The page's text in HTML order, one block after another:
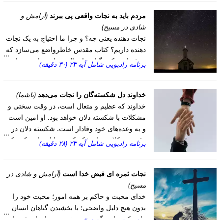
نشان می‌‌دهد که ارزش هر انسان در نظر خدا
بسیار زیاد است و محبت او فراتر از تصور ماست
مردم باید به نجات واقعی پی ببرند (آرامش و
شادی در مسیح)
نجات دهنده یعنی چه؟ و چرا ما احتیاج به یک نجات
دهنده داریم؟ کتاب مقدس خاطرواضع می‌سازد که
همۀ ما مرتکب گناه و اعمال شرارت بار شده ایم.
به خاطر ارتکاب گناه، همۀ ما لایق غضب و خشم و
گناهی که بر علیه خدای قدوس مرتکب شده ایم،
تنبیه ابدی می‌باشد. به همین دلیل است که همه ما
احتیاج به یک نجات دهنده داریم. عیسی کیست؟
بسیاری از مردم بر این باورند که عیسی مسیح یک
شخص نیکوکار، یک معلم برجسته، و یک
پیامبراست. بطور یقین این اعتقادات در رابطه با
شخصیت واقعی او را بازگو کنند. کتاب مقدس
می‌فرماید که عیسی تجسّم خداست؛ یعنی خدا
جسم انسانی به خود گرفت و انسان شد. تنها او
نجات دهنده بشریت است.
برنامه رادیویی شامل آیه ۲۳ (۳۰ دقیقه)
خداوند دل شکسته‌گان را نجات می‌دهد (باشما)
خداوند که عظیم و متعال است، در وقت سختی و
مشکلات با شکسته دلان خواهد بود. او امین است
و به وعده‌های خود وفادار است. شکسته دلان در
وقت مشکلات شاید فکر کنند و یا احساس کنند که
تنها هستند، اما این طور نیست. خداوند در سختی‌ها
برنامه رادیویی شامل آیه ۲۳ (۲۸ دقیقه)
نجات ثمره ای فیض خدا است (آرامش و شادی در
مسیح)
خدای محبت و حاکم بر همه امور؛ محبت خود را
بدون هیچ دلیل واضحی؛ با بخشیدن گناهان انسان